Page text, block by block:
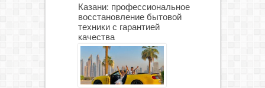
Казани: профессиональное
восстановление бытовой
техники с гарантией
качества